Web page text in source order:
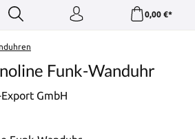
0,00 €*
Funk-Wanduhr
GmbH